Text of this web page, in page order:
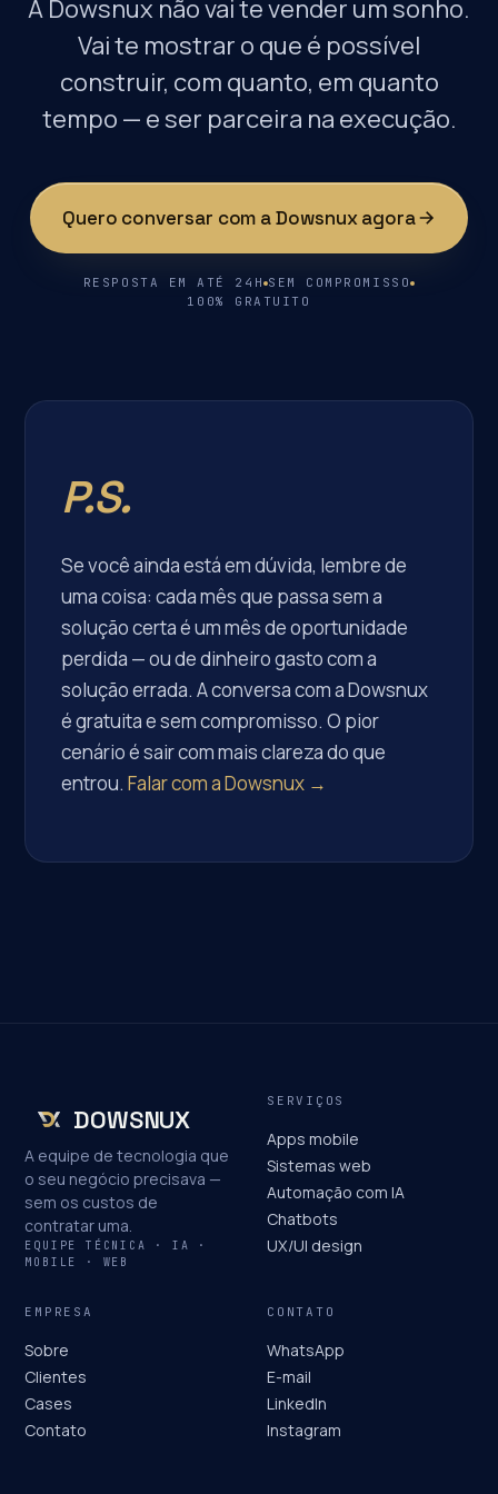
A Dowsnux não vai te vender um sonho.
Vai te mostrar o que é possível
construir, com quanto, em quanto
tempo — e ser parceira na execução.
Quero conversar com a Dowsnux agora
RESPOSTA EM ATÉ 24H SEM COMPROMISSO
100% GRATUITO
P.S.
Se você ainda está em dúvida, lembre de
uma coisa: cada mês que passa sem a
solução certa é um mês de oportunidade
perdida — ou de dinheiro gasto com a
solução errada. A conversa com a Dowsnux
é gratuita e sem compromisso. O pior
cenário é sair com mais clareza do que
entrou. Falar com a Dowsnux →
DOWSNUX
A equipe de tecnologia que
o seu negócio precisava —
sem os custos de
contratar uma.
EQUIPE TÉCNICA · IA ·
MOBILE · WEB
SERVIÇOS
Apps mobile
Sistemas web
Automação com IA
Chatbots
UX/UI design
EMPRESA
Sobre
Clientes
Cases
Contato
CONTATO
WhatsApp
E-mail
LinkedIn
Instagram